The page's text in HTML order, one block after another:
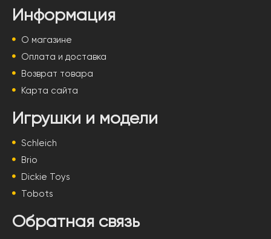
Информация
О магазине
Оплата и доставка
Возврат товара
Карта сайта
Игрушки и модели
Schleich
Brio
Dickie Toys
Tobots
Обратная связь